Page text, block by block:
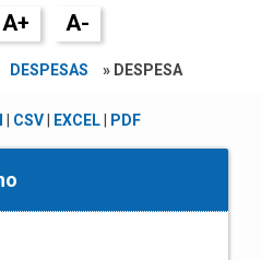
A+ A-
DESPESAS » DESPESA
CSV| EXCEL| PDF